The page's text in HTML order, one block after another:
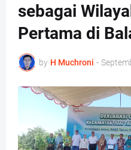
sebagai
Pertama di
by H Muchroni -